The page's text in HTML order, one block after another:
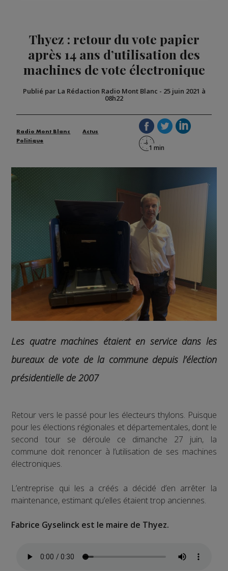
Thyez : retour du vote papier
après 14 ans d’utilisation des
machines de vote électronique
Publié par La Rédaction Radio Mont Blanc - 25 juin 2021 à
08h22
Radio Mont Blanc
Actus
Politique
Les quatre machines étaient en service dans les
bureaux de vote de la commune depuis l’élection
présidentielle de 2007
Retour vers le passé pour les électeurs thylons. Puisque
pour les élections régionales et départementales, dont le
second tour se déroule ce dimanche 27 juin, la
commune doit renoncer à l’utilisation de ses machines
électroniques.
L’entreprise qui les a créés a décidé d’en arrêter la
maintenance, estimant qu’elles étaient trop anciennes.
Fabrice Gyselinck est le maire de Thyez.